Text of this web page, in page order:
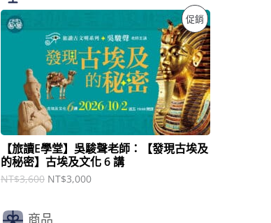
促銷 特
價
商
品
【旅讀E學堂】吳駿聲老師：【發現古埃及
的秘密】古埃及文化 6 講
NT$3,600
價
格
：
N
T
$
3
,
6
0
0
。
NT$3,000
價
格
：
N
T
$
3
0
0
0
。
商品